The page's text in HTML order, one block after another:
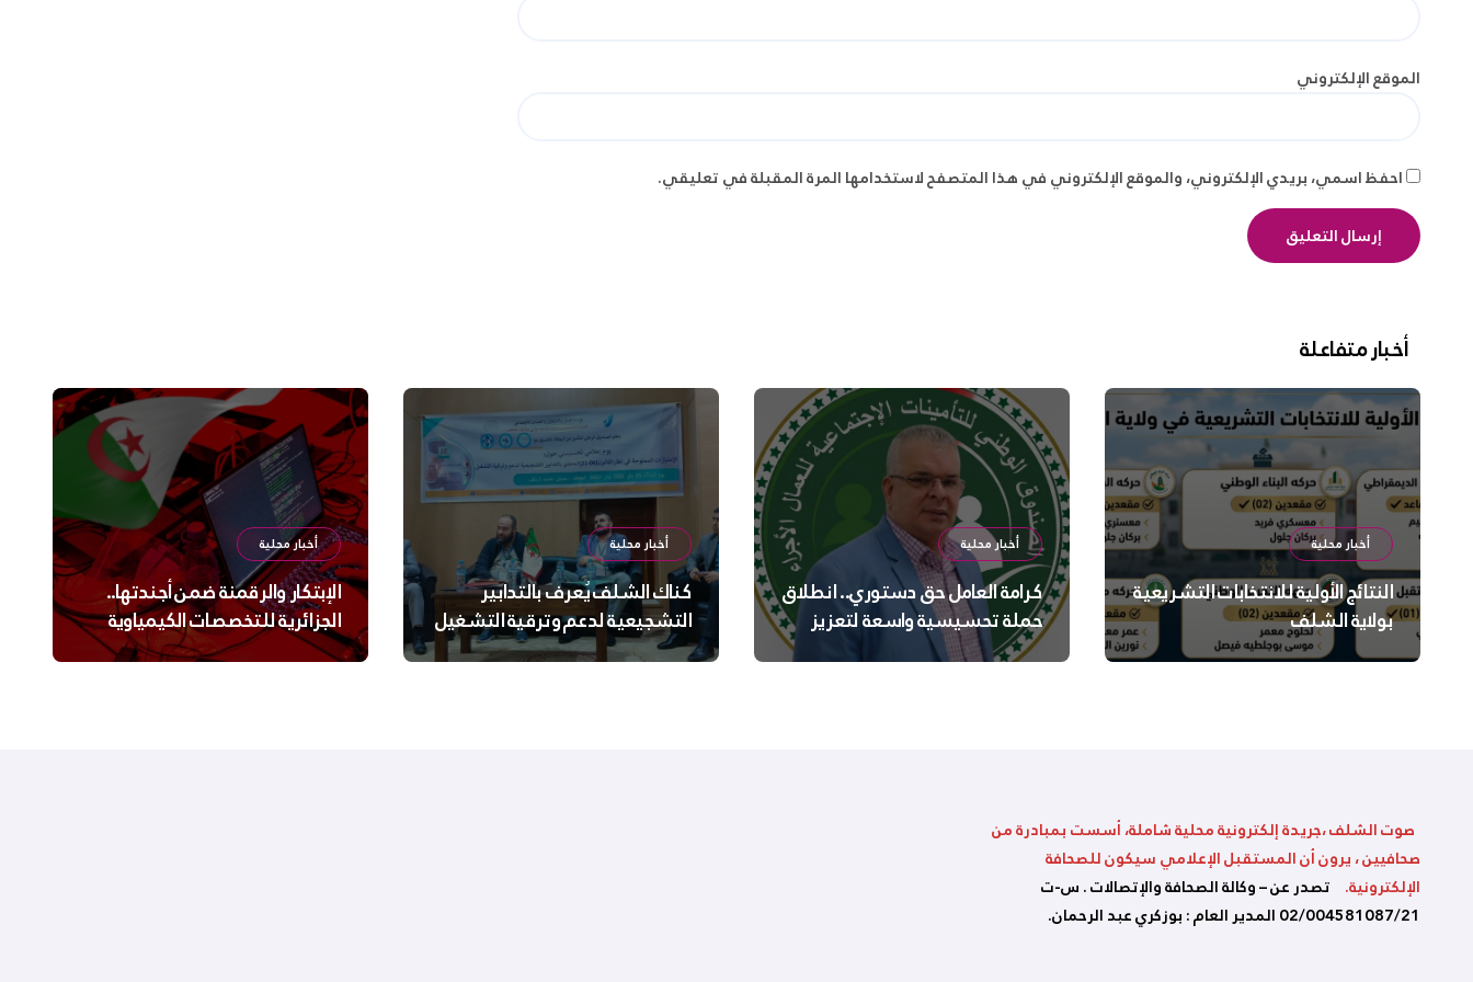
الموقع الإلكتروني
احفظ اسمي، بريدي الإلكتروني، والموقع الإلكتروني في هذا المتصفح لاستخدامها المرة المقبلة في تعليقي.
أخبار متفاعلة
أخبار محلية
النتائج الأولية للانتخابات التشريعية
بولاية الشلف
أخبار محلية
كرامة العامل حق دستوري.. انطلاق
حملة تحسيسية واسعة لتعزيز
السلامة الجسدية والنفسية
أخبار محلية
كناك الشلف يُعرف بالتدابير
التشجيعية لدعم وترقية التشغيل
أخبار محلية
الإبتكار والرقمنة ضمن أجندتها..
الجزائرية للتخصصات الكيمياوية
ترعى تحدي الإبتكار الجزائري
صوت الشلف ،جريدة إلكترونية محلية شاملة، أسست بمبادرة من
صحافيين ، يرون أن المستقبل الإعلامي سيكون للصحافة
الإلكترونية. تصدر عن – وكالة الصحافة والإتصالات . س-ت
02/004581087/21 المدير العام : بوزكري عبد الرحمان.